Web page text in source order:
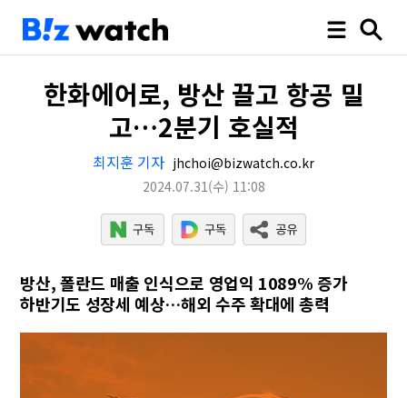
한화에어로, 방산 끌고 항공 밀
고…2분기 호실적
최지훈 기자 jhchoi@bizwatch.co.kr
2024.07.31(수) 11:08
방산, 폴란드 매출 인식으로 영업익 1089% 증가
하반기도 성장세 예상…해외 수주 확대에 총력